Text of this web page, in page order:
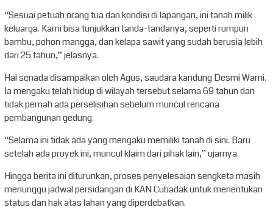
“Sesuai petuah orang tua dan kondisi di lapangan, ini tanah milik
keluarga. Kami bisa tunjukkan tanda-tandanya, seperti rumpun
bambu, pohon mangga, dan kelapa sawit yang sudah berusia lebih
dari 25 tahun,” jelasnya.
Hal senada disampaikan oleh Agus, saudara kandung Desmi Warni.
Ia mengaku telah hidup di wilayah tersebut selama 69 tahun dan
tidak pernah ada perselisihan sebelum muncul rencana
pembangunan gedung.
“Selama ini tidak ada yang mengaku memiliki tanah di sini. Baru
setelah ada proyek ini, muncul klaim dari pihak lain,” ujarnya.
Hingga berita ini diturunkan, proses penyelesaian sengketa masih
menunggu jadwal persidangan di KAN Cubadak untuk menentukan
status dan hak atas lahan yang diperdebatkan.